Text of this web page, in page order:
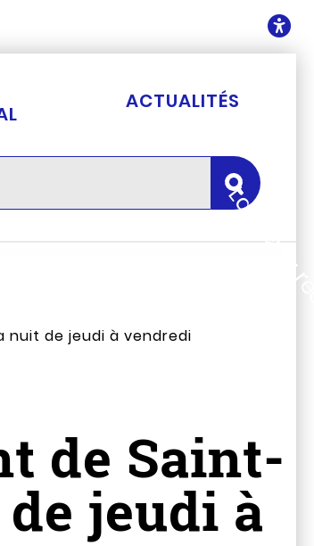
ACTUALITÉS
nuit de jeudi à vendredi
de Saint-
jeudi à